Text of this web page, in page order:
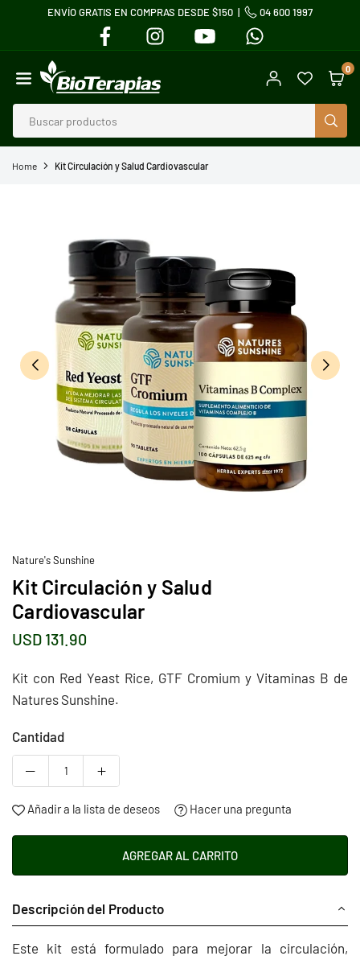
al
contenido
ENVÍO GRATIS EN COMPRAS DESDE $150 |
04 600 1997
FACEBOOK
INSTAGRAM YOUTUBE
BIOTERAPIAS
0
Home Kit Circulación y Salud Cardiovascular
Nature's Sunshine
Kit Circulación y Salud
Cardiovascular
Precio
USD 131.90
Kit con Red Yeast Rice, GTF Cromium y Vitaminas B de
Natures Sunshine.
Cantidad
Añadir a la lista de deseos Hacer una pregunta
AGREGAR AL CARRITO
Descripción del Producto
Este kit está formulado para mejorar la circulación,